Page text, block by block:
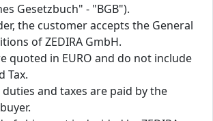
Gesetzbuch" - "BGB").
the customer accepts the General
of ZEDIRA GmbH.
quoted in EURO and do not include
Tax.
and taxes are paid by the